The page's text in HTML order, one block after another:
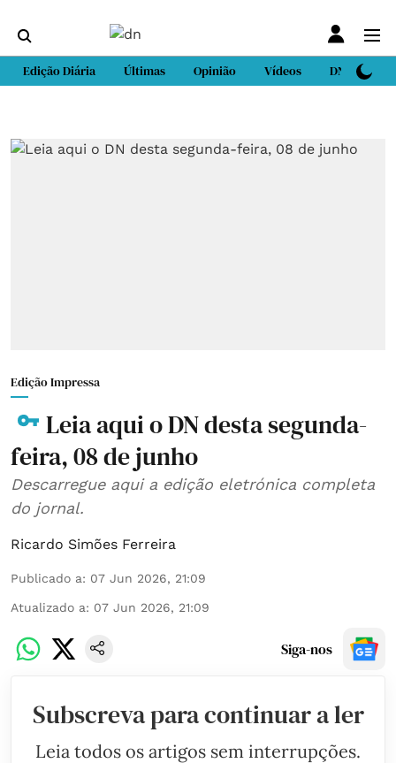
Edição Diária Últimas Opinião Vídeos DN Sport
Edição Impressa
Leia aqui o DN desta segunda-
feira, 08 de junho
Descarregue aqui a edição eletrónica completa
do jornal.
Ricardo Simões Ferreira
Publicado a: 07 Jun 2026, 21:09
Atualizado a: 07 Jun 2026, 21:09
Siga-nos
Subscreva para continuar a ler
Leia todos os artigos sem interrupções.